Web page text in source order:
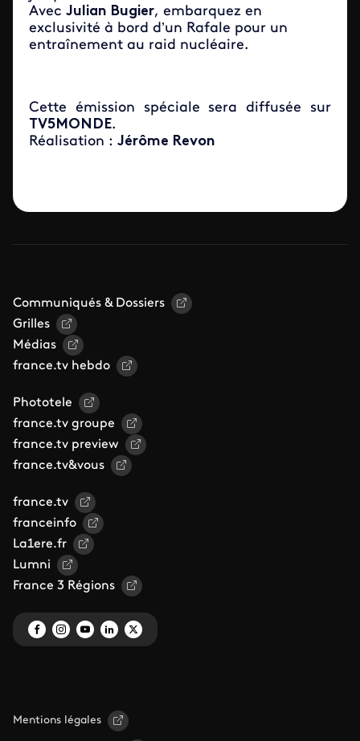
Avec Julian Bugier, embarquez en
exclusivité à bord d’un Rafale pour un
entraînement au raid nucléaire.
Cette émission spéciale sera diffusée sur
TV5MONDE.
Réalisation : Jérôme Revon
Communiqués & Dossiers
Grilles
Médias
france.tv hebdo
Phototele
france.tv groupe
france.tv preview
france.tv&vous
france.tv
franceinfo
La1ere.fr
Lumni
France 3 Régions
Mentions légales